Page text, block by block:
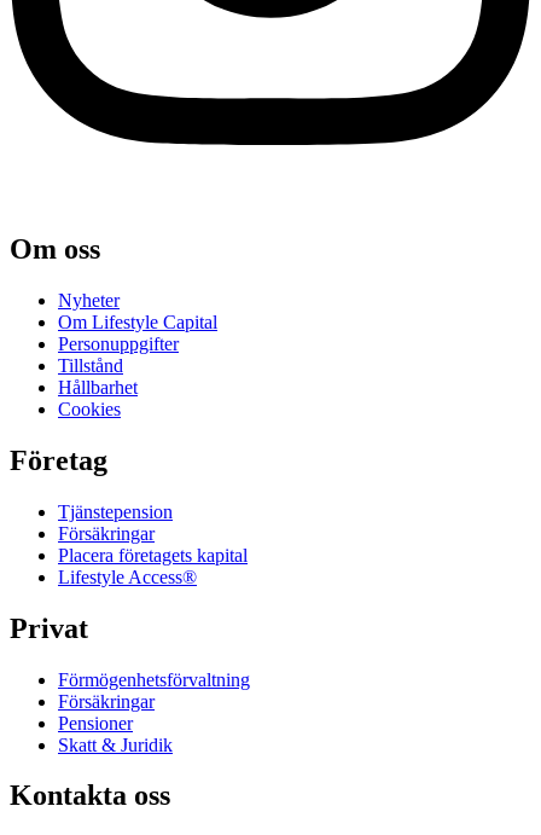
Om oss
Nyheter
Om Lifestyle Capital
Person­uppgifter
Tillstånd
Hållbarhet
Cookies
Företag
Tjänste­pension
Försäkringar
Placera företagets kapital
Lifestyle Access®
Privat
Förmögenhets­förvaltning
Försäkringar
Pensioner
Skatt & Juridik
Kontakta oss